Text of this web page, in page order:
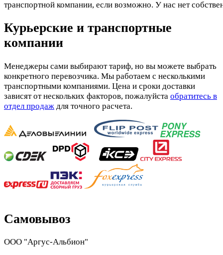
транспортной компании, если возможно. У нас нет
Курьерские и транспортные
компании
Менеджеры сами выбирают тариф, но вы можете выбрать
конкретного перевозчика. Мы работаем с несколькими
транспортными компаниями. Цена и сроки доставки
зависят от нескольких факторов, пожалуйста обратитесь в
отдел продаж для точного расчета.
Самовывоз
ООО "Аргус-Альбион"